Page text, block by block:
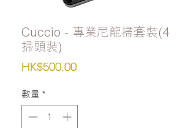
Cuccio - 專業尼龍掃套裝(4
掃頭裝)
HK$500.00價
數量 *